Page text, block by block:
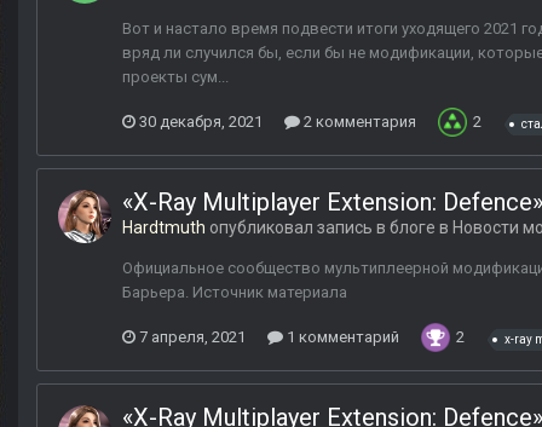
Вот и настало время подвести итоги уходящего 2021
вряд ли случился бы, если бы не модификации,
проекты сум...
30 декабря, 2021 2 комментария 2
«X-Ray Multiplayer Extension:
Hardtmuth опубликовал запись в блоге в Новости
Официальное сообщество мультиплеерной
Барьера. Источник материала
7 апреля, 2021 1 комментарий 2 x-ray
«X-Ray Multiplayer Extension: